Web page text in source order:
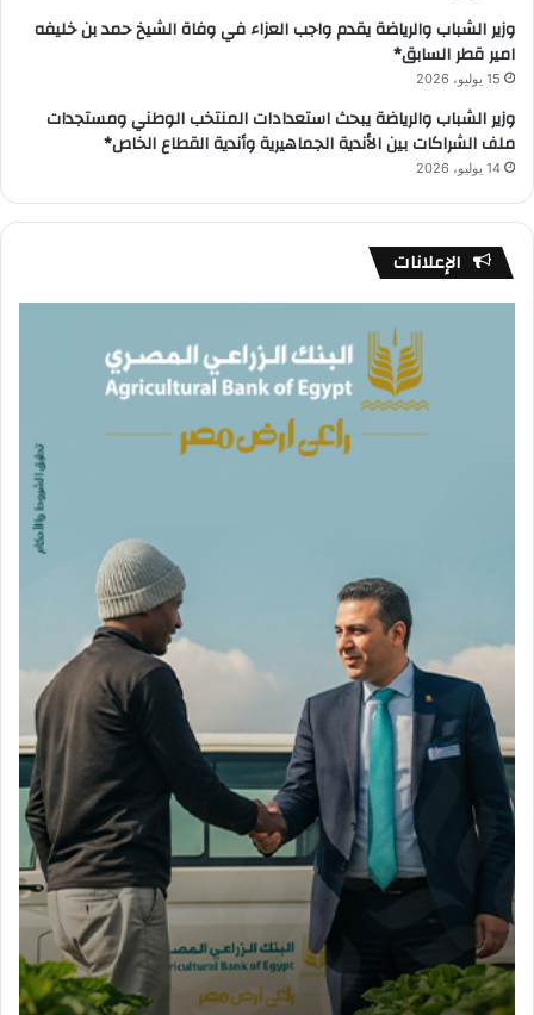
وزير الشباب والرياضة يقدم واجب العزاء في وفاة الشيخ حمد بن خليفه
امير قطر السابق*
15 يوليو، 2026
وزير الشباب والرياضة يبحث استعدادات المنتخب الوطني ومستجدات
ملف الشراكات بين الأندية الجماهيرية وأندية القطاع الخاص*
14 يوليو، 2026
الإعلانات